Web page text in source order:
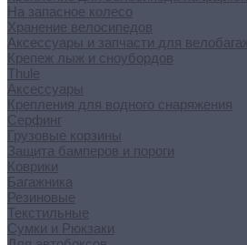
На запасное колесо
Хранение велосипедов
Аксессуары и запчасти для
Крепеж лыж и сноубордов
Thule
Аксессуары
Крепления для водного снаряжения
Серфинг
Грузовые корзины
Защита бамперов и пороги
Коврики
Багажника
Резиновые
Текстильные
Сумки и Рюкзаки